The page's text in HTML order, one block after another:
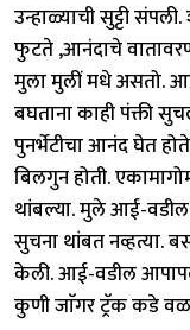
उन्हाळ्याची सुट्टी
फुटते ,आनंदाचे वातावरण
मुला मुलीं मधे असतो.
बघताना काही पंक्ती
पुनर्भेटीचा आनंद घेत
बिलगुन होती.
थांबल्या. मुले आई-
सुचना थांबत नव्हत्या.
केली. आई-वडील
कुणी जाॅगर ट्रॅक कडे